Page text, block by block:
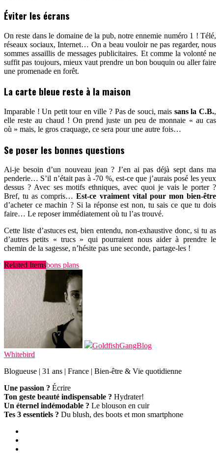
Éviter les écrans
On reste dans le domaine de la pub, notre ennemie numéro 1 ! Télé,
réseaux sociaux, Internet… On a beau vouloir ne pas regarder, nous
sommes assaillis de messages publicitaires. Et comme la volonté ne
suffit pas toujours, mieux vaut prendre un bon bouquin ou aller faire
une promenade en forêt.
La carte bleue reste à la maison
Imparable ! Un petit tour en ville ? Pas de souci, mais sans la C.B.,
elle reste au chaud ! On prend juste un peu de monnaie « au cas
où » mais, le gros craquage, ce sera pour une autre fois…
Se poser les bonnes questions
Ai-je besoin d’un nouveau jean ? J’en ai pas déjà sept dans ma
penderie… S’il n’était pas à -70 %, est-ce que j’aurais posé les yeux
dessus ? Avec ses motifs ethniques, avec quoi je vais le porter ?
Bref, tu as compris…Est-ce vraiment vital pour mon bien-être
d’acheter ce machin ? Si la réponse est non, tu sais ce que tu dois
faire… Le reposer immédiatement où tu l’as trouvé.
Cette liste d’astuces est, bien entendu, non-exhaustive donc, si tu as
d’autres petits « trucs » qui pourraient nous aider à prendre le
chemin de la sagesse, n’hésite pas une seconde, partage-les !
Related Itemsbons plans
GoldfishGangBlog
Whitebird
Blogueuse | 31 ans | France | Bien-être & Vie quotidienne
Une passion ? Écrire
Ton geste beauté indispensable ? Hydrater!
Un éternel indémodable ? Le blouson en cuir
Tes 3 essentiels ? Du blush, des boots et mon smartphone